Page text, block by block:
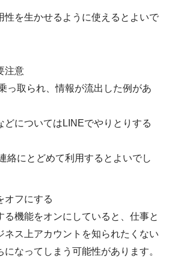
性を生かせるように使えるとよいで
注意
っ取られ、情報が流出した例があ
どについてはLINEでやりとりする
絡にとどめて利用するとよいでし
オフにする
る機能をオンにしていると、仕事と
ネス上アカウントを知られたくない
になってしまう可能性があります。